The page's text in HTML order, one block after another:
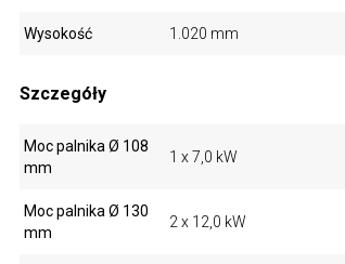
Wysokość 1.020 mm
Szczegóły
Moc palnika Ø 108
mm
1 x 7,0 kW
Moc palnika Ø 130
mm
2 x 12,0 kW